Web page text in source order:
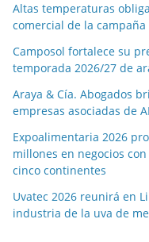
Altas temperaturas
comercial de la
Camposol fortalece su
temporada 2026/27 de
Araya & Cía. Abogados
empresas asociadas de
Expoalimentaria 2026
millones en negocios
cinco continentes
Uvatec 2026 reunirá en
industria de la uva de